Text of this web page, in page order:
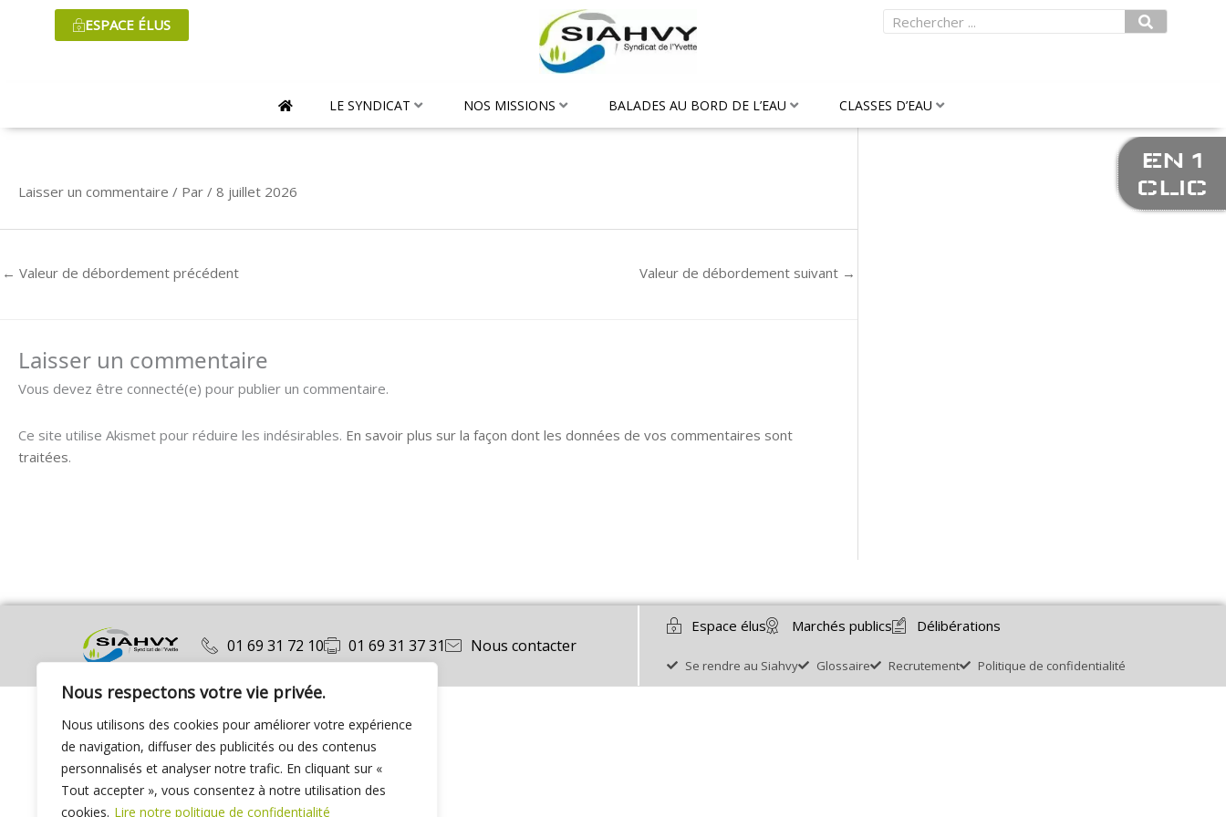
Nous respectons votre vie privée.
Nous utilisons des cookies pour améliorer votre expérience
de navigation, diffuser des publicités ou des contenus
personnalisés et analyser notre trafic. En cliquant sur «
Tout accepter », vous consentez à notre utilisation des
cookies. Lire notre politique de confidentialité
ESPACE ÉLUS Rechercher
LE SYNDICAT NOS MISSIONS BALADES AU BORD DE L’EAU CLASSES D’EAU
Laisser un commentaire / Par / 8 juillet 2026
← Valeur de débordement précédent Valeur de débordement suivant →
Laisser un commentaire
Vous devez être connecté(e) pour publier un commentaire.
Ce site utilise Akismet pour réduire les indésirables. En savoir plus sur la façon dont les données de vos commentaires sont
traitées.
01 69 31 72 10 01 69 31 37 31 Nous contacter
Espace élus Marchés publics Délibérations
Se rendre au Siahvy Glossaire Recrutement Politique de confidentialité
EN 1
CLIC